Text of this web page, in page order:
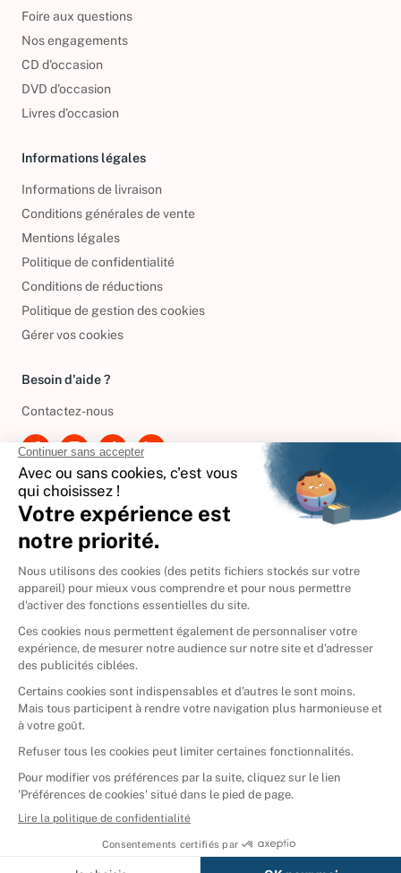
Foire aux questions
Nos engagements
CD d'occasion
DVD d'occasion
Livres d’occasion
Informations légales
Informations de livraison
Conditions générales de vente
Mentions légales
Politique de confidentialité
Conditions de réductions
Politique de gestion des cookies
Gérer vos cookies
Besoin d'aide ?
Contactez-nous
International
🇪🇸 Espagne
🇩🇪Allemagne
🇮🇹 Italie